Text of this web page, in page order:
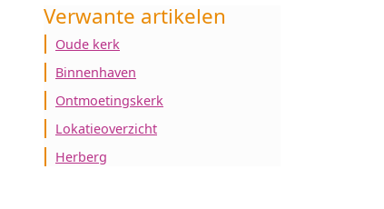
Verwante artikelen
Oude kerk
Binnenhaven
Ontmoetingskerk
Lokatieoverzicht
Herberg